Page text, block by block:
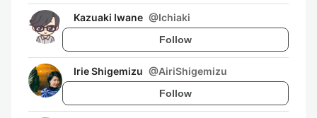
Kazuaki Iwane @Ichiaki
Follow
Irie Shigemizu @AiriShigemizu
Follow